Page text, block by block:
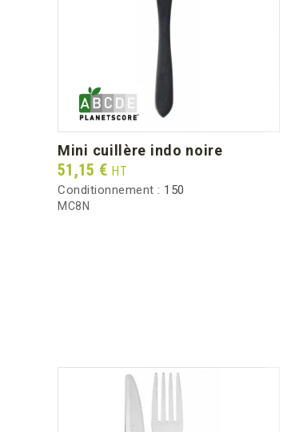
mini cuillère indo noire
Prix
51,15 € HT
Conditionnement : 150
MC8N